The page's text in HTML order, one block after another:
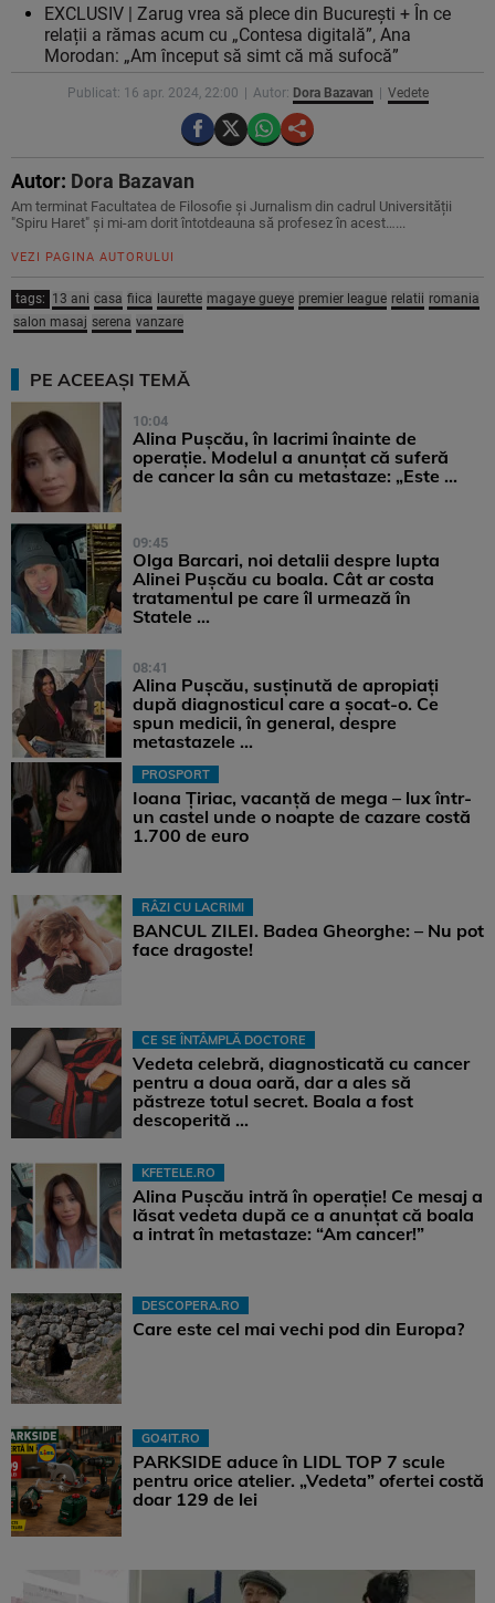
EXCLUSIV | Zarug vrea să plece din București + În ce
relații a rămas acum cu „Contesa digitală”, Ana
Morodan: „Am început să simt că mă sufocă”
Publicat: 16 apr. 2024, 22:00 Autor: Dora Bazavan Vedete
Autor: Dora Bazavan
Am terminat Facultatea de Filosofie și Jurnalism din cadrul Universității
"Spiru Haret" și mi-am dorit întotdeauna să profesez în acest…...
VEZI PAGINA AUTORULUI
tags: 13 ani casa fiica laurette magaye gueye premier league relatii romania
salon masaj serena vanzare
PE ACEEAȘI TEMĂ
10:04
Alina Pușcău, în lacrimi înainte de
operație. Modelul a anunțat că suferă
de cancer la sân cu metastaze: „Este ...
09:45
Olga Barcari, noi detalii despre lupta
Alinei Pușcău cu boala. Cât ar costa
tratamentul pe care îl urmează în
Statele ...
08:41
Alina Pușcău, susținută de apropiați
după diagnosticul care a șocat-o. Ce
spun medicii, în general, despre
metastazele ...
PROSPORT
Ioana Țiriac, vacanță de mega – lux într-
un castel unde o noapte de cazare costă
1.700 de euro
RÂZI CU LACRIMI
BANCUL ZILEI. Badea Gheorghe: – Nu pot
face dragoste!
CE SE ÎNTÂMPLĂ DOCTORE
Vedeta celebră, diagnosticată cu cancer
pentru a doua oară, dar a ales să
păstreze totul secret. Boala a fost
descoperită ...
KFETELE.RO
Alina Pușcău intră în operație! Ce mesaj a
lăsat vedeta după ce a anunțat că boala
a intrat în metastaze: “Am cancer!”
DESCOPERA.RO
Care este cel mai vechi pod din Europa?
GO4IT.RO
PARKSIDE aduce în LIDL TOP 7 scule
pentru orice atelier. „Vedeta” ofertei costă
doar 129 de lei